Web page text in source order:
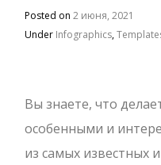
Posted on2 июня, 2021
Under Infographics,
Вы знаете, что
особенными и
из самых известных